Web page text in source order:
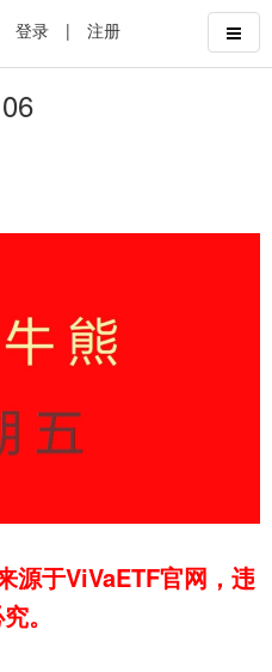
登录 | 注册
源于ViVaETF官网，违
。